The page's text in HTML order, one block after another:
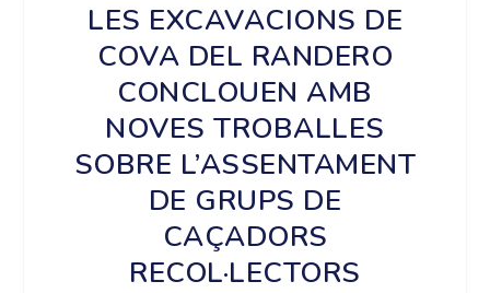
LES EXCAVACIONS DE
COVA DEL RANDERO
CONCLOUEN AMB
NOVES TROBALLES
SOBRE L’ASSENTAMENT
DE GRUPS DE
CAÇADORS
RECOL·LECTORS